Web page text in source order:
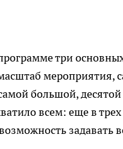
три
мероприятия,
большой, десятой
всем: еще в
задавать